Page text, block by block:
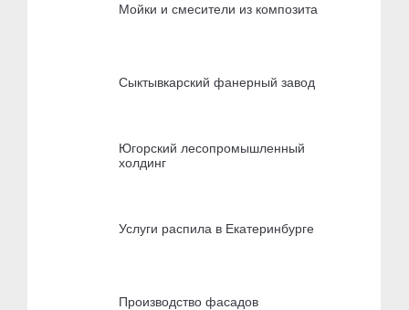
Мойки и смесители из композита
Сыктывкарский фанерный завод
Югорский лесопромышленный
холдинг
Услуги распила в Екатеринбурге
Производство фасадов